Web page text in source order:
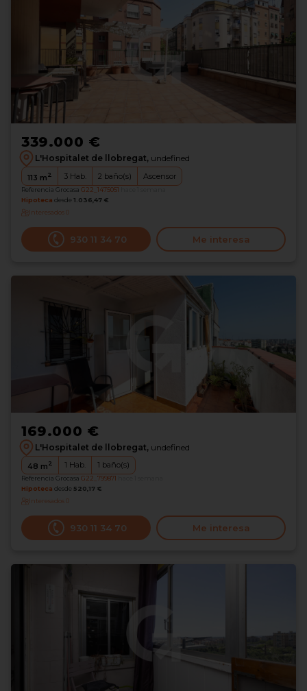
339.000 €
L'Hospitalet de llobregat, undefined
113 m2 3 Hab. 2 baño(s) Ascensor
Referencia Grocasa G22_1475051
Hipoteca desde 1.036,47 €
Interesados0
930 11 34 70 Me interesa
169.000 €
L'Hospitalet de llobregat, undefined
48 m2 1 Hab. 1 baño(s)
Referencia Grocasa G22_799871
Hipoteca desde 520,17 €
Interesados0
930 11 34 70 Me interesa